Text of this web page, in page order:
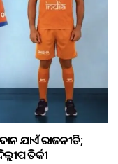
ଯାଏଁ ରାଜନୀତି;
ତିର୍କୀ